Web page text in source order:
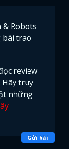
& Robots
bài trao
review
Hãy truy
những
Gửi bài